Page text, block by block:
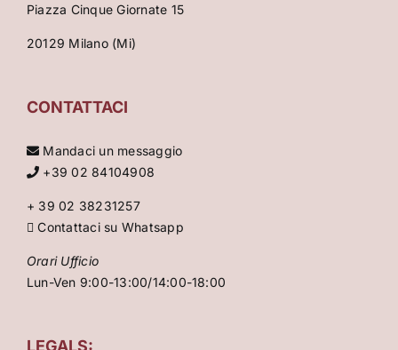
Piazza Cinque Giornate 15
20129 Milano (Mi)
CONTATTACI
Mandaci un messaggio
+39 02 84104908
+ 39 02 38231257
Contattaci su Whatsapp
Orari Ufficio
Lun-Ven 9:00-13:00/14:00-18:00